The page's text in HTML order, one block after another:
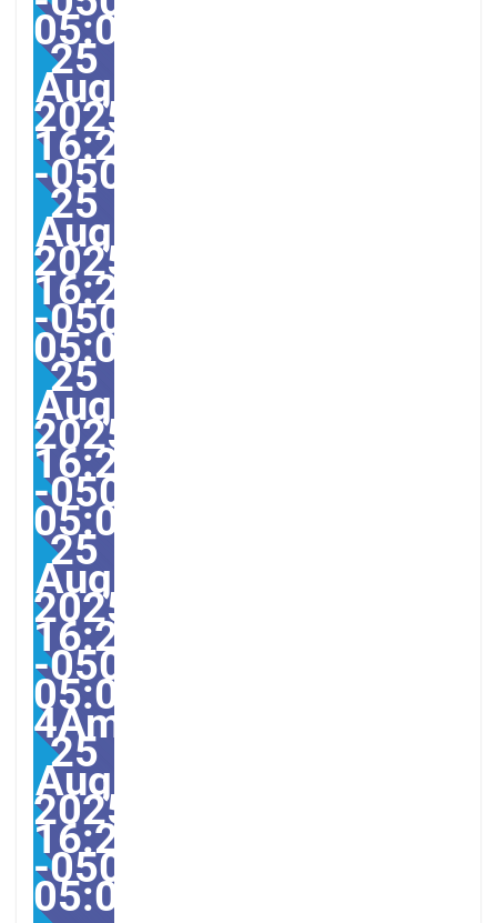
05:004America/
25
Aug
2025
16:27:00
-
25
Aug
2025
16:27:00
-0500-
05:00America/
25
Aug
2025
16:27:00
-0500-
05:000031#/31Mon,
25
Aug
2025
16:27:00
-0500-
05:00-
4America/
25
Aug
2025
16:27:00
-0500-
05:00America/